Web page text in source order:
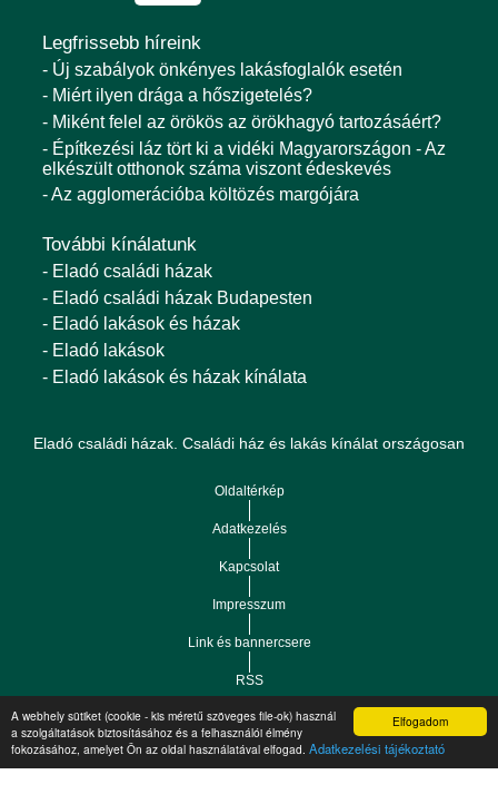
Elfogadom
A webhely sütiket (cookie - kis méretű szöveges file-ok) használ
a szolgáltatások biztosításához és a felhasználói élmény
fokozásához, amelyet Ön az oldal használatával elfogad. Adatkezelési tájékoztató
Legfrissebb híreink
- Új szabályok önkényes lakásfoglalók esetén
- Miért ilyen drága a hőszigetelés?
- Miként felel az örökös az örökhagyó tartozásáért?
- Építkezési láz tört ki a vidéki Magyarországon - Az
elkészült otthonok száma viszont édeskevés
- Az agglomerációba költözés margójára
További kínálatunk
- Eladó családi házak
- Eladó családi házak Budapesten
- Eladó lakások és házak
- Eladó lakások
- Eladó lakások és házak kínálata
Eladó családi házak. Családi ház és lakás kínálat országosan
Oldaltérkép
Adatkezelés
Kapcsolat
Impresszum
Link és bannercsere
RSS
Copyright © 2021.Vár-Köz Kft. - Ingatlan nyilvántartó, ügyviteli és
adminisztrációs szoftver